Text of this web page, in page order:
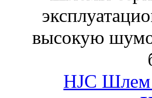
высокую
HJC